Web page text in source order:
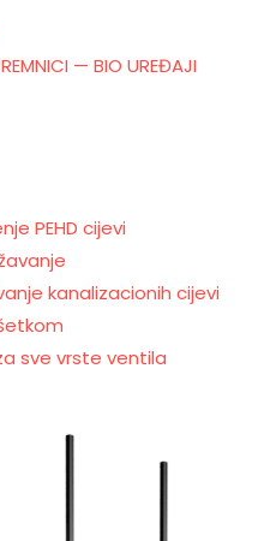
— BIO UREĐAJI
PEHD cijevi
kanalizacionih cijevi
sve vrste ventila